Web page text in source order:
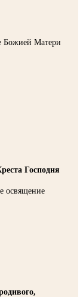
Божией Матери
Господня
освящение